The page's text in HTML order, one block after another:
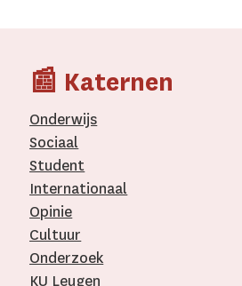
📰 Katernen
Onderwijs
Sociaal
Student
Internationaal­
Opinie
Cultuur
Onderzoek
KU Leugen